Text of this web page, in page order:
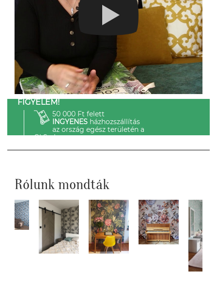
FIGYELEM!
50 000 Ft felett
INGYENESházhozszállítás
az ország egész területén a
GLS-el.
Rólunk mondták